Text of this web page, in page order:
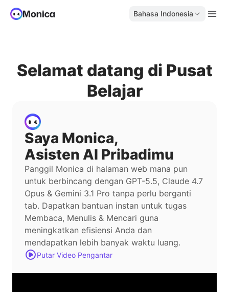
Bahasa Indonesia
Selamat datang di Pusat
Belajar
Saya Monica,
Asisten AI Pribadimu
Panggil Monica di halaman web mana pun
untuk berbincang dengan GPT-5.5, Claude 4.7
Opus & Gemini 3.1 Pro tanpa perlu berganti
tab. Dapatkan bantuan instan untuk tugas
Membaca, Menulis & Mencari guna
meningkatkan efisiensi Anda dan
mendapatkan lebih banyak waktu luang.
Putar Video Pengantar